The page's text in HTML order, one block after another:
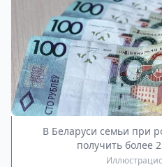
В Беларуси семьи при
получить более